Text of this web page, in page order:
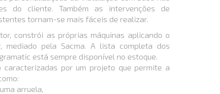
do cliente. Também as intervenções de
tornam-se mais fáceis de realizar.
constrói as próprias máquinas aplicando o
mediado pela Sacma. A lista completa dos
está sempre disponível no estoque.
caracterizadas por um projeto que permite a
arruela,